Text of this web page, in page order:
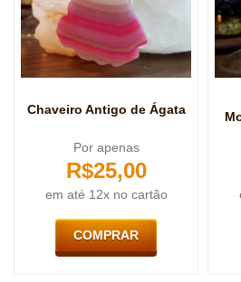
Chaveiro Antigo de Ágata
Por apenas
R$25,00
em até 12x no cartão
COMPRAR